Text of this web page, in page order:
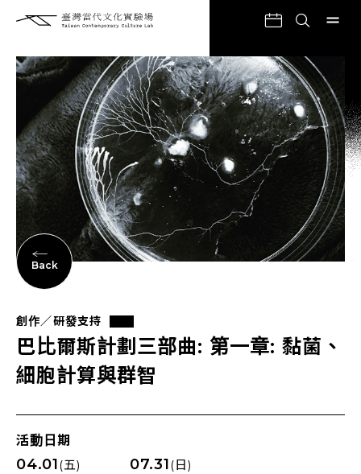
Back
創作／研發支持
巴比爾斯計劃三部曲: 第一章: 黏菌、
細胞計算與群智
活動日期
04.01(五) 07.31(日)